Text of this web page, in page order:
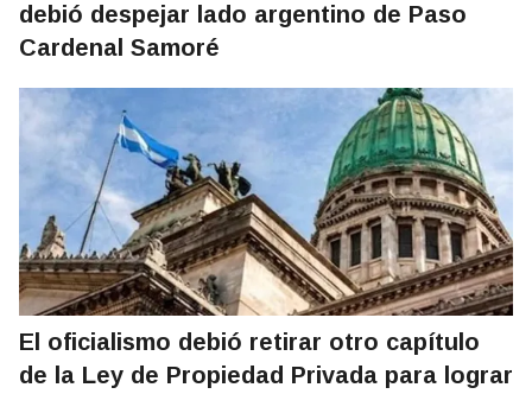
debió despejar lado argentino de Paso
Cardenal Samoré
El oficialismo debió retirar otro capítulo
de la Ley de Propiedad Privada para lograr